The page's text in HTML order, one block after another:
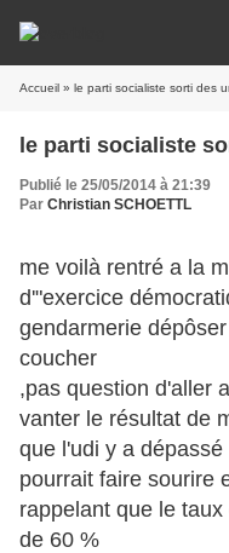
Accueil » le parti socialiste sorti des
le parti socialiste
Publié le 25/05/2014 à 21:39
Par Christian SCHOETTL
me voilà rentré a la
d'"exercice
gendarmerie
coucher
,pas question d'aller
vanter le résultat de
que l'udi y a
pourrait faire sourire
rappelant que le
de 60 %